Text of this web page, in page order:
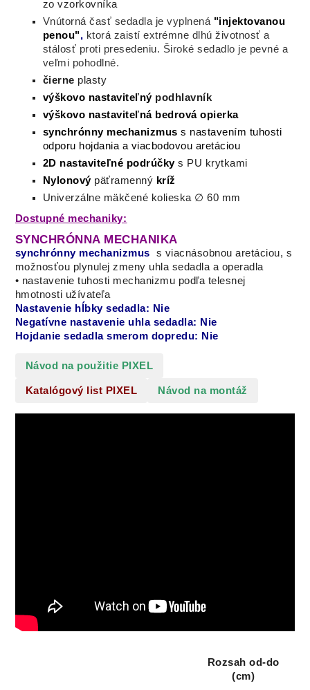
zo vzorkovníka
Vnútorná časť sedadla je vyplnená "injektovanou
penou", ktorá zaistí extrémne dlhú životnosť a
stálosť proti presedeniu. Široké sedadlo je pevné a
veľmi pohodlné.
čierne plasty
výškovo nastaviteľný podhlavník
výškovo nastaviteľná bedrová opierka
synchrónny mechanizmus s nastavením tuhosti
odporu hojdania a viacbodovou aretáciou
2D nastaviteľné podrúčkys PU krytkami
Nylonovýpäťramenný kríž
Univerzálne mäkčené kolieska ∅ 60 mm
Dostupné mechaniky:
SYNCHRÓNNA MECHANIKA
synchrónny mechanizmus s viacnásobnou aretáciou, s
možnosťou plynulej zmeny uhla sedadla a operadla
• nastavenie tuhosti mechanizmu podľa telesnej
hmotnosti užívateľa
Nastavenie hĺbky sedadla: Nie
Negatívne nastavenie uhla sedadla: Nie
Hojdanie sedadla smerom dopredu: Nie
Návod na použitie PIXEL
Katalógový list PIXEL Návod na montáž
Rozsah od-do
(cm)